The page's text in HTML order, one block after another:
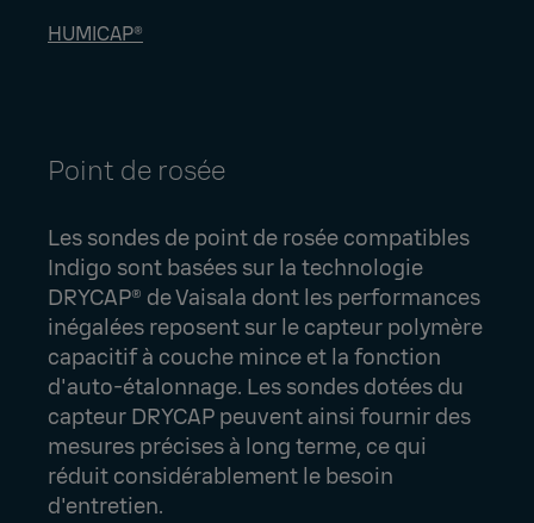
HUMICAP®
Point de rosée
Les sondes de point de rosée compatibles
Indigo sont basées sur la technologie
DRYCAP® de Vaisala dont les performances
inégalées reposent sur le capteur polymère
capacitif à couche mince et la fonction
d'auto-étalonnage. Les sondes dotées du
capteur DRYCAP peuvent ainsi fournir des
mesures précises à long terme, ce qui
réduit considérablement le besoin
d'entretien.